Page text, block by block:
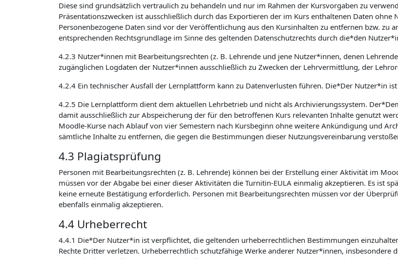
Diese sind grundsätzlich vertraulich zu behandeln und nur im Rahmen der Kursvorgaben zu
Präsentationszwecken ist ausschließlich durch das Exportieren der im Kurs enthaltenen Daten
Personenbezogene Daten sind vor der Veröffentlichung aus den Kursinhalten zu entfernen bzw. zu
entsprechenden Rechtsgrundlage im Sinne des geltenden Datenschutzrechts durch die*den
4.2.3 Nutzer*innen mit Bearbeitungsrechten (z. B. Lehrende und jene Nutzer*innen, denen
zugänglichen Logdaten der Nutzer*innen ausschließlich zu Zwecken der Lehrvermittlung, der
4.2.4 Ein technischer Ausfall der Lernplattform kann zu Datenverlusten führen. Die*Der Nutzer*in
4.2.5 Die Lernplattform dient dem aktuellen Lehrbetrieb und nicht als Archivierungssystem.
damit ausschließlich zur Abspeicherung der für den betroffenen Kurs relevanten Inhalte genutzt
Moodle-Kurse nach Ablauf von vier Semestern nach Kursbeginn ohne weitere Ankündigung und
sämtliche Inhalte zu entfernen, die gegen die Bestimmungen dieser Nutzungsvereinbarung
4.3 Plagiatsprüfung
Personen mit Bearbeitungsrechten (z. B. Lehrende) können bei der Erstellung einer Aktivität im
müssen vor der Abgabe bei einer dieser Aktivitäten die Turnitin-EULA einmalig akzeptieren. Es ist
keine erneute Bestätigung erforderlich. Personen mit Bearbeitungsrechten müssen vor der
ebenfalls einmalig akzeptieren.
4.4 Urheberrecht
4.4.1 Die*Der Nutzer*in ist verpflichtet, die geltenden urheberrechtlichen Bestimmungen
Rechte Dritter verletzen. Urheberrechtlich schutzfähige Werke anderer Nutzer*innen, insbesondere